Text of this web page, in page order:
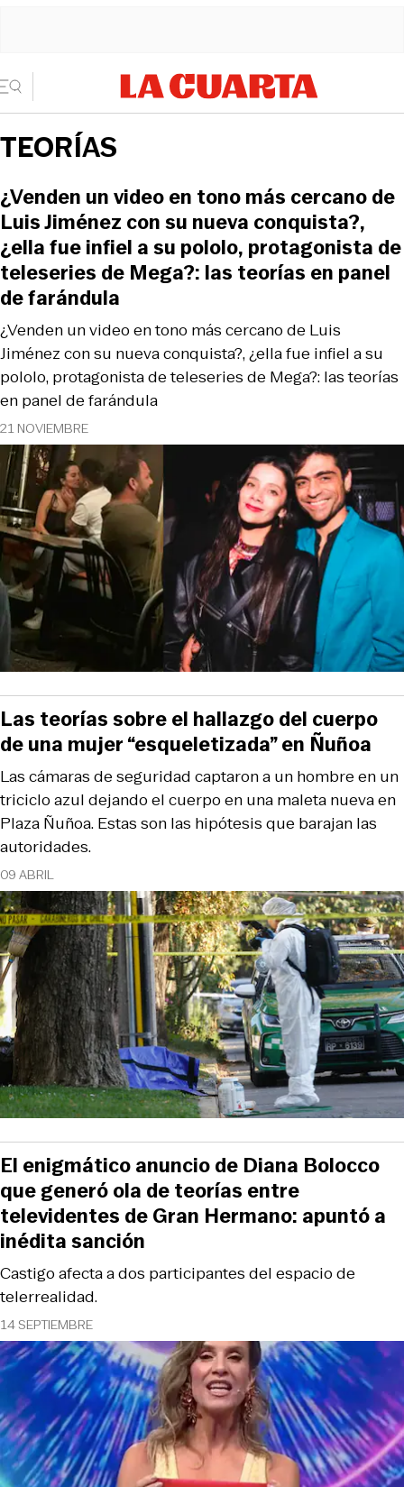
TEORÍAS
21 NOVIEMBRE
¿Venden un video en tono más cercano de Luis
Jiménez con su nueva conquista?, ¿ella fue infiel a su
pololo, protagonista de teleseries de Mega?: las teorías
en panel de farándula
¿Venden un video en tono más cercano de
Luis Jiménez con su nueva conquista?,
¿ella fue infiel a su pololo, protagonista de
teleseries de Mega?: las teorías en panel
de farándula
09 ABRIL
Las cámaras de seguridad captaron a un hombre en un
triciclo azul dejando el cuerpo en una maleta nueva en
Plaza Ñuñoa. Estas son las hipótesis que barajan las
autoridades.
Las teorías sobre el hallazgo del cuerpo
de una mujer “esqueletizada” en Ñuñoa
14 SEPTIEMBRE
Castigo afecta a dos participantes del espacio de
telerrealidad.
El enigmático anuncio de Diana Bolocco
que generó ola de teorías entre
televidentes de Gran Hermano: apuntó a
inédita sanción